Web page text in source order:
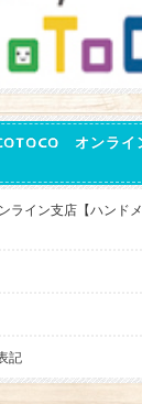
オンライ
イン支店【ハンド
記